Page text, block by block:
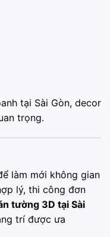
tại Sài Gòn, decor
trọng.
làm mới không gian
lý, thi công đơn
tường 3D tại Sài
trí được ưa